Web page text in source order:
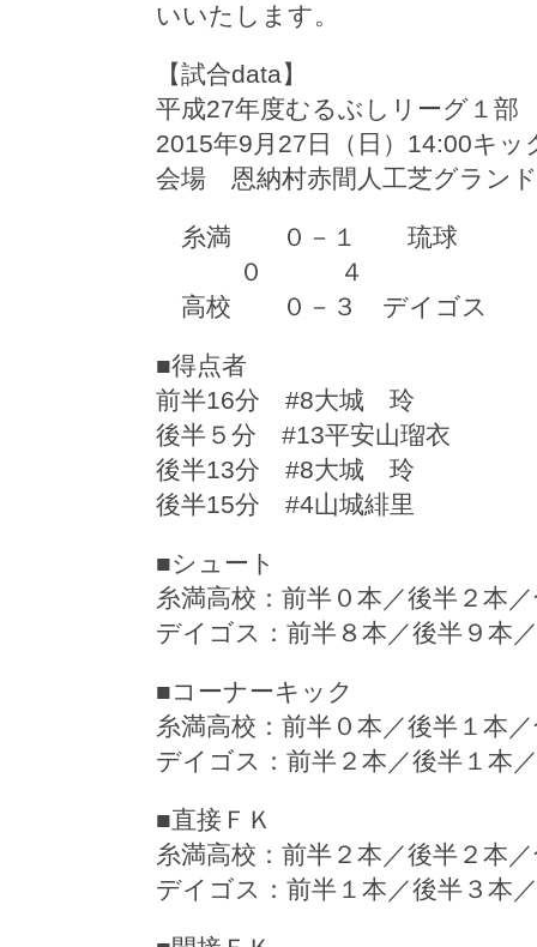
いいたします。
【試合data】
平成27年度むるぶしリーグ１
2015年9月27日（日）14:00キッ
会場 恩納村赤間人工芝グランド
糸満 ０－１ 琉球
０ ４
高校 ０－３ デイゴス
■得点者
前半16分 #8大城 玲
後半５分 #13平安山瑠衣
後半13分 #8大城 玲
後半15分 #4山城緋里
■シュート
糸満高校：前半０本／後半２本
デイゴス：前半８本／後半９本
■コーナーキック
糸満高校：前半０本／後半１本
デイゴス：前半２本／後半１本
■直接ＦＫ
糸満高校：前半２本／後半２本
デイゴス：前半１本／後半３本